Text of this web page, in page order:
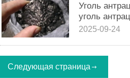
Уголь
уголь
2025-09-24
Следующая страница